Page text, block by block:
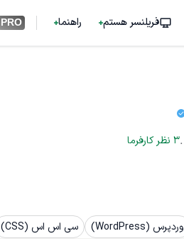
فریلنسر هستم راهنما PRO
.
3 نظر کارفرما
وردپرس (WordPress) سی اس اس (CSS)